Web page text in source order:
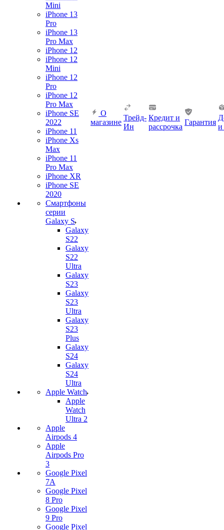
Mini
iPhone 13
Pro
iPhone 13
Pro Max
iPhone 12
iPhone 12
Mini
iPhone 12
Pro
iPhone 12
Pro Max
iPhone SE
2022
iPhone 11
iPhone Xs
Max
iPhone 11
Pro Max
iPhone XR
iPhone SE
2020
Смартфоны
серии
Galaxy S
Galaxy
S22
Galaxy
S22
Ultra
Galaxy
S23
Galaxy
S23
Ultra
Galaxy
S23
Plus
Galaxy
S24
Galaxy
S24
Ultra
Apple Watch
Apple
Watch
Ultra 2
Apple
Airpods 4
Apple
Airpods Pro
3
Google Pixel
7А
Google Pixel
8 Pro
Google Pixel
9 Pro
Google Pixel
О
магазине
Трейд-
Ин
Кредит и
рассрочка
Гарантия
и